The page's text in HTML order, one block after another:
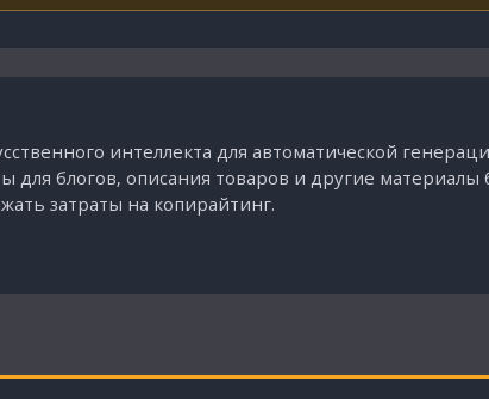
интеллекта для автоматической
для блогов, описания товаров и другие материалы
затраты на копирайтинг.